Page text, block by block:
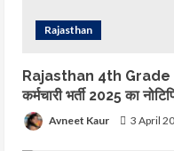
Rajasthan
Rajasthan 4th Grade
कर्मचारी भर्ती 2025 का
Avneet Kaur 3 April